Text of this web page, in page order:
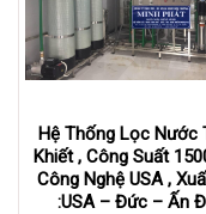
Hệ Thống Lọc Nước
Khiết , Công Suất
Công Nghệ USA ,
:USA – Đức – Ấn